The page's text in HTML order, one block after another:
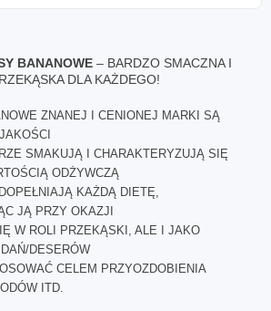
BANANOWE – BARDZO SMACZNA I
DLA KAŻDEGO!
ZNANEJ I CENIONEJ MARKI SĄ
SMAKUJĄ I CHARAKTERYZUJĄ SIĘ
ODŻYWCZĄ
KAŻDĄ DIETĘ,
JĄ PRZY OKAZJI
W ROLI PRZEKĄSKI, ALE I JAKO
DESERÓW
CELEM PRZYOZDOBIENIA
ITD.